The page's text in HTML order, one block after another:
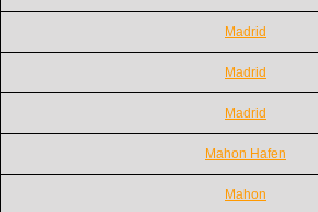
Madrid
Madrid
Madrid
Mahon Hafen
Mahon